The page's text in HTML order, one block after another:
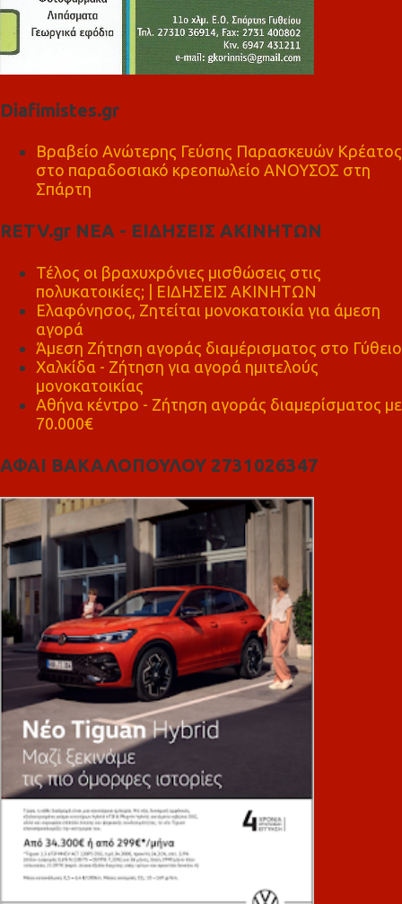
Diafimistes.gr
Βραβείο Ανώτερης Γεύσης Παρασκευών Κρέατος
στο παραδοσιακό κρεοπωλείο ΑΝΟΥΣΟΣ στη
Σπάρτη
RETV.gr ΝΕΑ - ΕΙΔΗΣΕΙΣ ΑΚΙΝΗΤΩΝ
Τέλος οι βραχυχρόνιες μισθώσεις στις
πολυκατοικίες; | ΕΙΔΗΣΕΙΣ ΑΚΙΝΗΤΩΝ
Ελαφόνησος, Ζητείται μονοκατοικία για άμεση
αγορά
Άμεση Ζήτηση αγοράς διαμέρισματος στο Γύθειο
Χαλκίδα - Ζήτηση για αγορά ημιτελούς
μονοκατοικίας
Αθήνα κέντρο - Ζήτηση αγοράς διαμερίσματος με
70.000€
ΑΦΑΙ ΒΑΚΑΛΟΠΟΥΛΟΥ 2731026347